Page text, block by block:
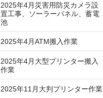
2025年4月災害用防災カメラ設
置工事、ソーラーパネル、蓄電
池
2025年4月ATM搬入作業
2025年4月大型プリンター搬入
作業
2025年11月大判プリンター作業